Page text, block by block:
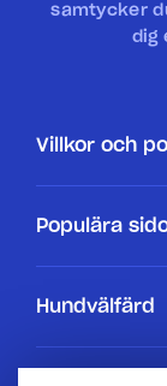
samtycker
dig
Villkor och
Populära
Hundar
Hundvälfärd